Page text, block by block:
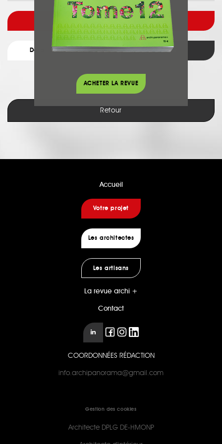
Voir l'architecte
Détail du projet Retour
Retour
Accueil
Votre projet
Les architectes
Les artisans
La revue archi +
Contact
COORDONNÉES RÉDACTION
info.archipanorama@gmail.com
Gestion des cookies
Architecte DPLG DE-HMONP
ACHETER LA REVUE